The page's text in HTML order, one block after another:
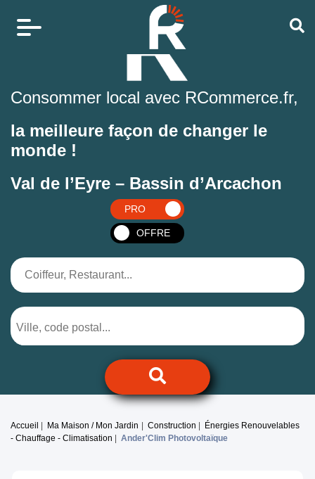
Consommer local avec RCommerce.fr,
la meilleure façon de changer le
monde !
Val de l’Eyre – Bassin d’Arcachon
PRO
OFFRE
Accueil Ma Maison / Mon Jardin Construction
Énergies Renouvelables
- Chauffage - Climatisation
Ander'Clim Photovoltaïque